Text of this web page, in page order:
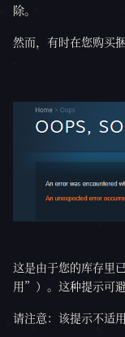
除。
然而，有时在您购买
这是由于您的库存里
用”）。这种提示可
请注意：该提示不适